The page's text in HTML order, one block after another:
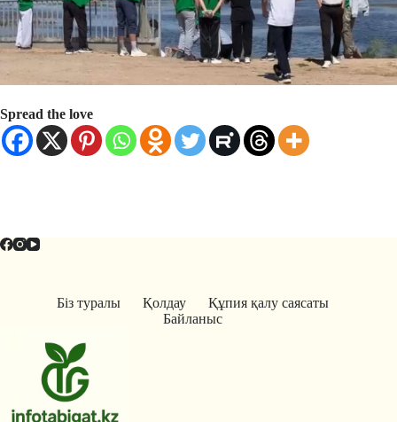
Spread the love
Біз туралы Қолдау
Құпия қалу саясаты
Байланыс